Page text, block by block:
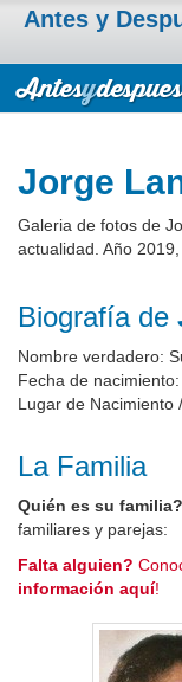
Antes y
Jorge
Galeria de fotos de
actualidad. Año 2019,
Biografía de
Nombre verdadero:
Fecha de
Lugar de Nacimiento
La Familia
Quién es su familia?
familiares y parejas:
Falta alguien?
información aquí!